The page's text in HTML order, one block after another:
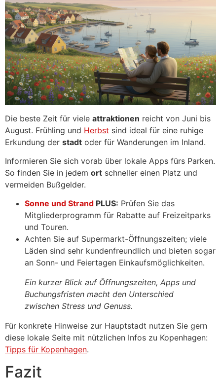
Die beste Zeit für viele attraktionen reicht von Juni bis
August. Frühling und Herbst sind ideal für eine ruhige
Erkundung der stadt oder für Wanderungen im Inland.
Informieren Sie sich vorab über lokale Apps fürs Parken.
So finden Sie in jedem ort schneller einen Platz und
vermeiden Bußgelder.
Sonne und Strand PLUS: Prüfen Sie das
Mitgliederprogramm für Rabatte auf Freizeitparks
und Touren.
Achten Sie auf Supermarkt-Öffnungszeiten; viele
Läden sind sehr kundenfreundlich und bieten sogar
an Sonn- und Feiertagen Einkaufsmöglichkeiten.
Ein kurzer Blick auf Öffnungszeiten, Apps und
Buchungsfristen macht den Unterschied
zwischen Stress und Genuss.
Für konkrete Hinweise zur Hauptstadt nutzen Sie gern
diese lokale Seite mit nützlichen Infos zu Kopenhagen:
Tipps für Kopenhagen.
Fazit